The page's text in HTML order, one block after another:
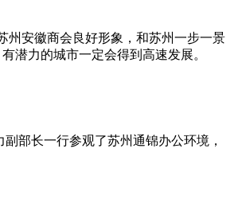
安徽商会良好形象，和苏州一步一景
潜力的城市一定会得到高速发展。
部长一行参观了苏州通锦办公环境，